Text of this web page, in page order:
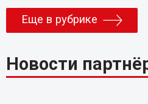
Еще в рубрике
Новости